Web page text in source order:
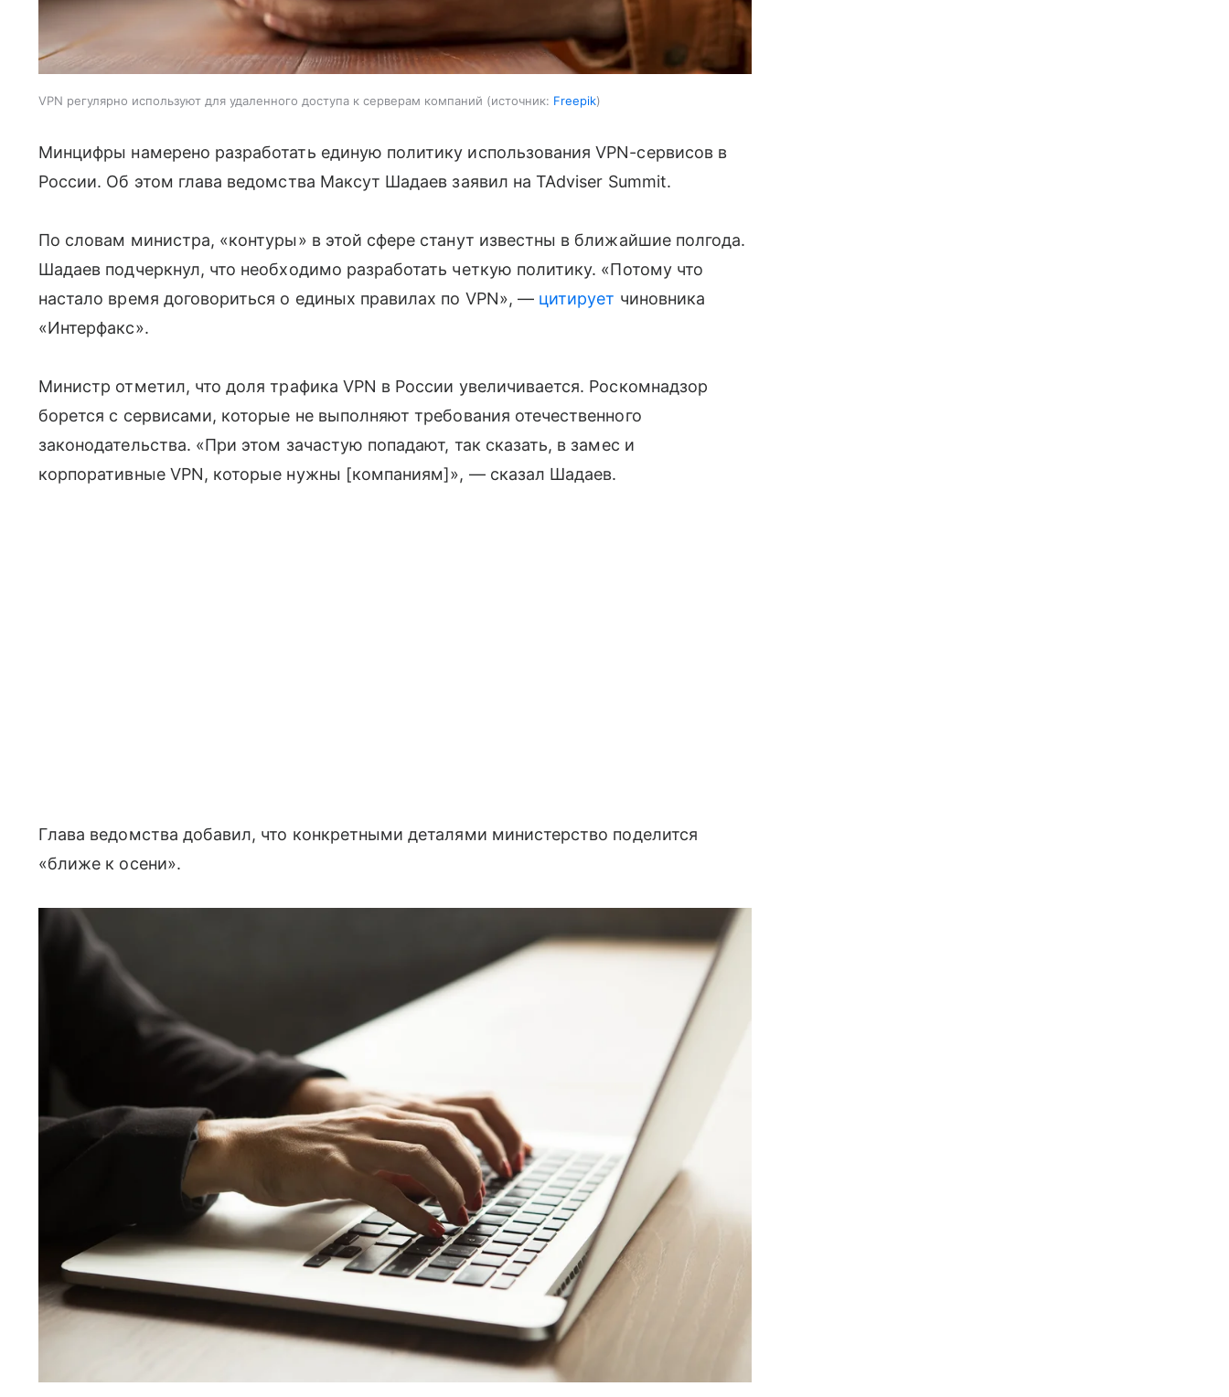
VPN регулярно используют для удаленного доступа к серверам компаний источник: Freepik
Минцифры намерено разработать единую политику использования VPN-сервисов в
России. Об этом глава ведомства Максут Шадаев заявил на TAdviser Summit.
По словам министра, «контуры» в этой сфере станут известны в ближайшие полгода.
Шадаев подчеркнул, что необходимо разработать четкую политику. «Потому что
настало время договориться о единых правилах по VPN», — цитирует чиновника
«Интерфакс».
Министр отметил, что доля трафика VPN в России увеличивается. Роскомнадзор
борется с сервисами, которые не выполняют требования отечественного
законодательства. «При этом зачастую попадают, так сказать, в замес и
корпоративные VPN, которые нужны [компаниям]», — сказал Шадаев.
Глава ведомства добавил, что конкретными деталями министерство поделится
«ближе к осени».